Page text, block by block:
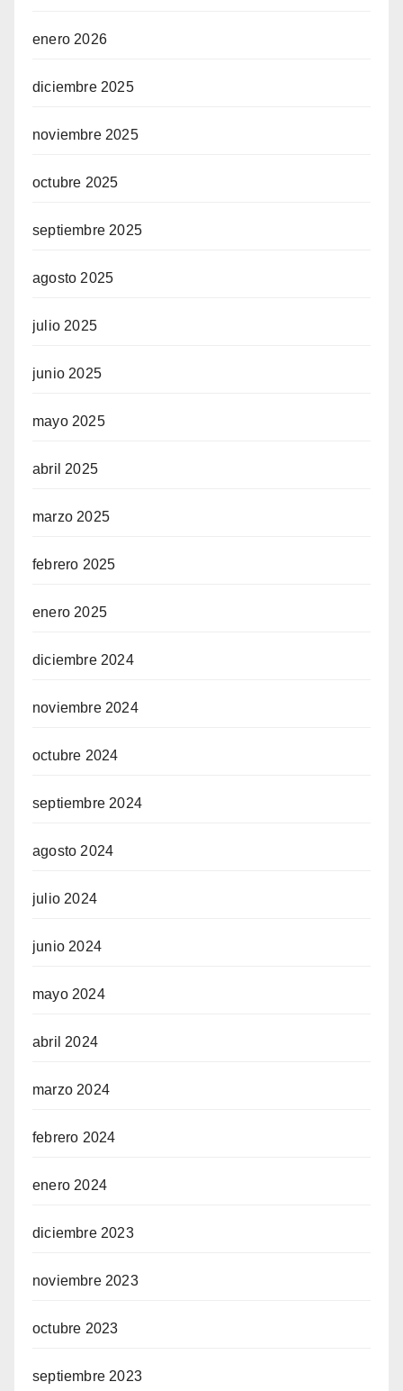
enero 2026
diciembre 2025
noviembre 2025
octubre 2025
septiembre 2025
agosto 2025
julio 2025
junio 2025
mayo 2025
abril 2025
marzo 2025
febrero 2025
enero 2025
diciembre 2024
noviembre 2024
octubre 2024
septiembre 2024
agosto 2024
julio 2024
junio 2024
mayo 2024
abril 2024
marzo 2024
febrero 2024
enero 2024
diciembre 2023
noviembre 2023
octubre 2023
septiembre 2023